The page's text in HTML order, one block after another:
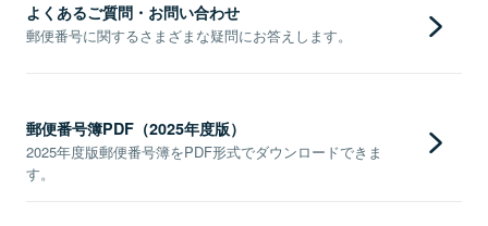
よくあるご質問・お問い合わせ
郵便番号に関するさまざまな疑問にお答えします。
郵便番号簿PDF（2025年度版）
2025年度版郵便番号簿をPDF形式でダウンロードできま
す。